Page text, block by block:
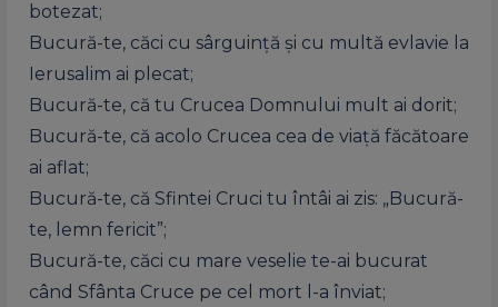
botezat;
Bucură-te, căci cu sârguință și cu multă evlavie la
Ierusalim ai plecat;
Bucură-te, că tu Crucea Domnului mult ai dorit;
Bucură-te, că acolo Crucea cea de viață făcătoare
ai aflat;
Bucură-te, că Sfintei Cruci tu întâi ai zis: „Bucură-
te, lemn fericit”;
Bucură-te, căci cu mare veselie te-ai bucurat
când Sfânta Cruce pe cel mort l-a înviat;